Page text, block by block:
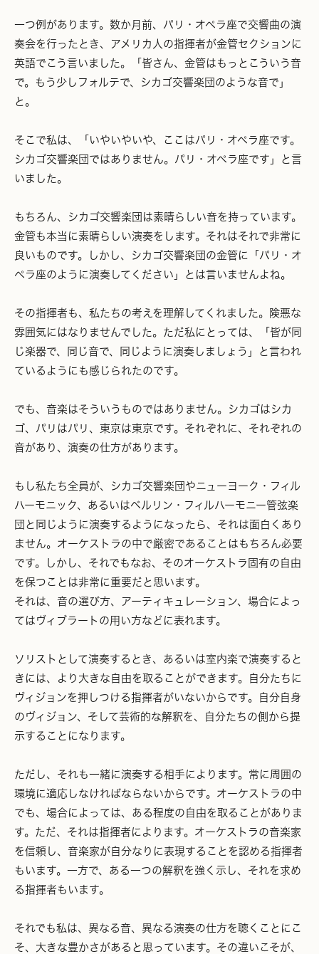
一つ例があります。数か月前、パリ・オペラ座で交響曲の演
奏会を行ったとき、アメリカ人の指揮者が金管セクションに
英語でこう言いました。「皆さん、金管はもっとこういう音
で。もう少しフォルテで、シカゴ交響楽団のような音で」
と。
そこで私は、「いやいやいや、ここはパリ・オペラ座です。
シカゴ交響楽団ではありません。パリ・オペラ座です」と言
いました。
もちろん、シカゴ交響楽団は素晴らしい音を持っています。
金管も本当に素晴らしい演奏をします。それはそれで非常に
良いものです。しかし、シカゴ交響楽団の金管に「パリ・オ
ペラ座のように演奏してください」とは言いませんよね。
その指揮者も、私たちの考えを理解してくれました。険悪な
雰囲気にはなりませんでした。ただ私にとっては、「皆が同
じ楽器で、同じ音で、同じように演奏しましょう」と言われ
ているようにも感じられたのです。
でも、音楽はそういうものではありません。シカゴはシカ
ゴ、パリはパリ、東京は東京です。それぞれに、それぞれの
音があり、演奏の仕方があります。
もし私たち全員が、シカゴ交響楽団やニューヨーク・フィル
ハーモニック、あるいはベルリン・フィルハーモニー管弦楽
団と同じように演奏するようになったら、それは面白くあり
ません。オーケストラの中で厳密であることはもちろん必要
です。しかし、それでもなお、そのオーケストラ固有の自由
を保つことは非常に重要だと思います。
それは、音の選び方、アーティキュレーション、場合によっ
てはヴィブラートの用い方などに表れます。
ソリストとして演奏するとき、あるいは室内楽で演奏すると
きには、より大きな自由を取ることができます。自分たちに
ヴィジョンを押しつける指揮者がいないからです。自分自身
のヴィジョン、そして芸術的な解釈を、自分たちの側から提
示することになります。
ただし、それも一緒に演奏する相手によります。常に周囲の
環境に適応しなければならないからです。オーケストラの中
でも、場合によっては、ある程度の自由を取ることがありま
す。ただ、それは指揮者によります。オーケストラの音楽家
を信頼し、音楽家が自分なりに表現することを認める指揮者
もいます。一方で、ある一つの解釈を強く示し、それを求め
る指揮者もいます。
それでも私は、異なる音、異なる演奏の仕方を聴くことにこ
そ、大きな豊かさがあると思っています。その違いこそが、